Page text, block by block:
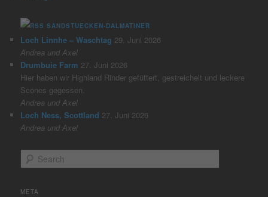
SANDSTUECKEN-DALMATINER
Loch Linnhe – Waschtag 29. Juni 2026
Andrea und Axel
Drumbuie Farm 27. Juni 2026
Hier haben wir Highland Rinder gefüttert, gestreichelt und leckere
Scones gegessen.
Andrea und Axel
Loch Ness, Scottland 27. Juni 2026
Andrea und Axel
e
rMETA